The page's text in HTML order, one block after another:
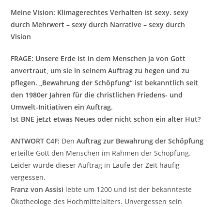
Meine Vision: Klimagerechtes Verhalten ist sexy. sexy
durch Mehrwert – sexy durch Narrative – sexy durch
Vision
FRAGE: Unsere Erde ist in dem Menschen ja von Gott
anvertraut, um sie in seinem Auftrag zu hegen und zu
pflegen. „Bewahrung der Schöpfung“ ist bekanntlich seit
den 1980er Jahren für die christlichen Friedens- und
Umwelt-Initiativen ein Auftrag.
Ist BNE jetzt etwas Neues oder nicht schon ein alter Hut?
ANTWORT C4F: DenAuftrag zur Bewahrung der Schöpfung
erteilte Gott den Menschen im Rahmen der Schöpfung.
Leider wurde dieser Auftrag in Laufe der Zeit häufig
vergessen.
Franz von Assisi lebte um 1200 und ist der bekannteste
Ökotheologe des Hochmittelalters. Unvergessen sein